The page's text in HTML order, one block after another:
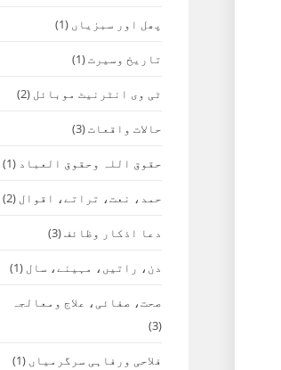
پھل اور سبزیاں (1)
تاریخ وسیرت(1)
ٹی وی انٹرنیٹ موبائل (2)
حالات واقعات(3)
حقوق اللہ وحقوق العباد (1)
حمد، نعت، تراتے، اقوال (2)
دعا اذکار وظائف(3)
دن، راتیں، مہینے، سال (1)
صحت، صفائی، علاج ومعالجہ
(3)
فلاحی ورفاہی سرگرمیاں (1)